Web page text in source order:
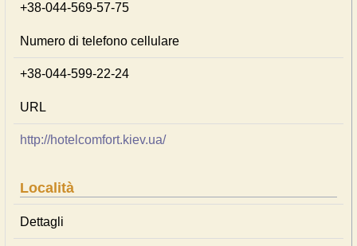
+38-044-569-57-75
Numero di telefono cellulare
+38-044-599-22-24
URL
http://hotelcomfort.kiev.ua/
Località
Dettagli